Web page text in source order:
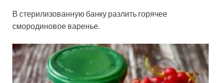
В стерилизованную банку разлить горячее
смородиновое варенье.